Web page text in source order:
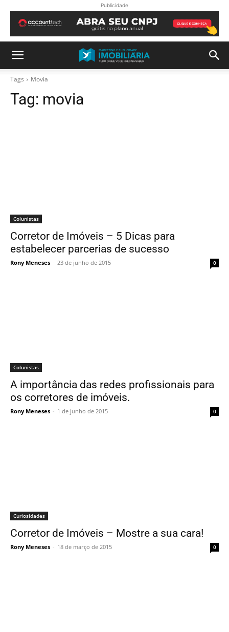
Publicidade
Tags Movia
Tag: movia
Colunistas
Corretor de Imóveis – 5 Dicas para
estabelecer parcerias de sucesso
Rony Meneses - 23 de junho de 2015 0
Colunistas
A importância das redes profissionais para
os corretores de imóveis.
Rony Meneses - 1 de junho de 2015 0
Curiosidades
Corretor de Imóveis – Mostre a sua cara!
Rony Meneses - 18 de março de 2015 0